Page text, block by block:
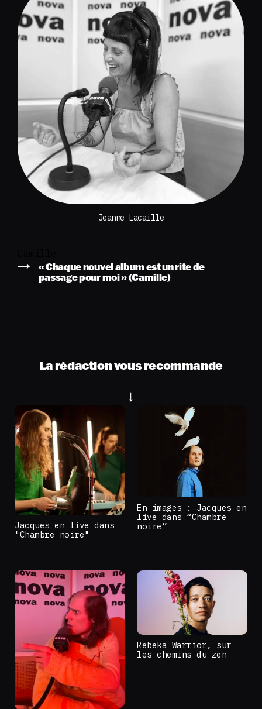
Jeanne Lacaille
« Chaque nouvel album est un rite de
passage pour moi » (Camille)
La rédaction vous recommande
Jacques en live dans
"Chambre noire"
En images : Jacques en
live dans “Chambre
noire”
Rebeka Warrior, sur
les chemins du zen